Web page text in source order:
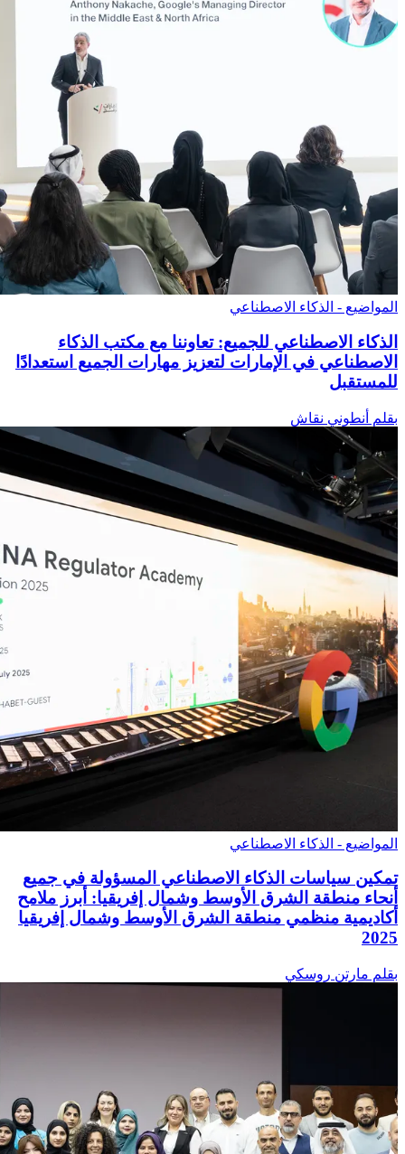
المواضيع - الذكاء الاصطناعي
الذكاء الاصطناعي للجميع: تعاوننا مع مكتب الذكاء
الاصطناعي في الإمارات لتعزيز مهارات الجميع استعدادًا
للمستقبل
بقلم أنطوني نقاش
المواضيع - الذكاء الاصطناعي
تمكين سياسات الذكاء الاصطناعي المسؤولة في جميع
أنحاء منطقة الشرق الأوسط وشمال إفريقيا: أبرز ملامح
أكاديمية منظمي منطقة الشرق الأوسط وشمال إفريقيا
2025
بقلم مارتن روسكي